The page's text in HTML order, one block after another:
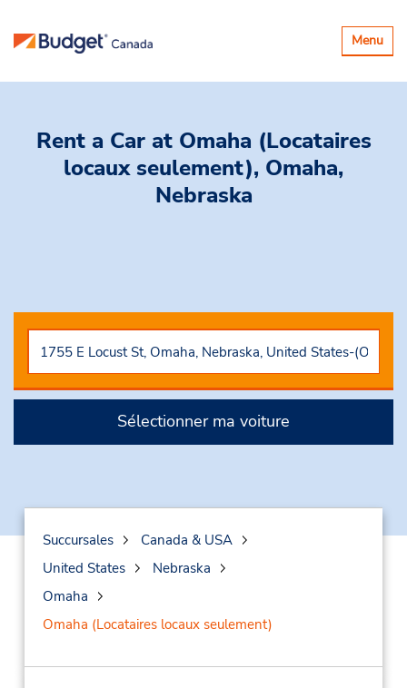
Basculer
la
Menu
Rent a Car at Omaha (Locataires
locaux seulement), Omaha,
Nebraska
Sélectionner ma voiture
Succursales
Canada & USA
United States
Nebraska
Omaha
Omaha (Locataires locaux seulement)